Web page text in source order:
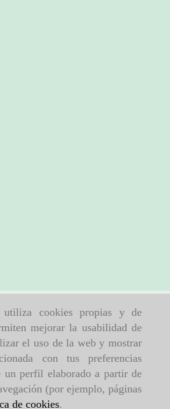
cookies propias y de
mejorar la usabilidad de
el uso de la web y mostrar
con tus preferencias
un perfil elaborado a partir de
(por ejemplo, páginas
de cookies.